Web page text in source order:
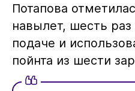
Потапова
навылет, шесть
подаче и
пойнта из шести